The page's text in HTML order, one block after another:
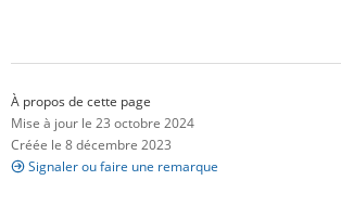
À propos de cette page
Mise à jour le 23 octobre 2024
Créée le 8 décembre 2023
Signaler ou faire une remarque